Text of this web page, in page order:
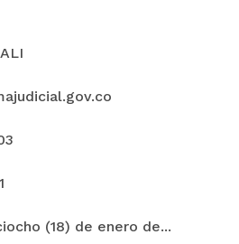
(18) de enero de...